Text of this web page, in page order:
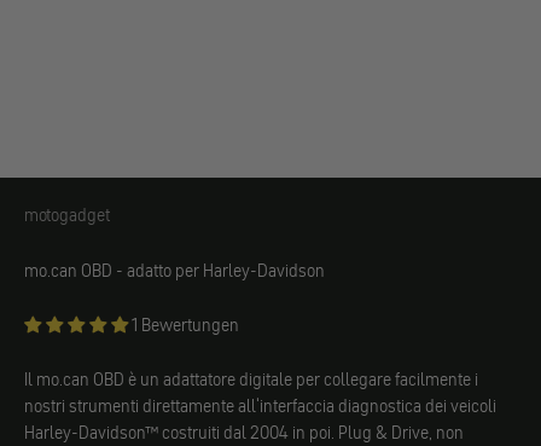
motogadget
motogadget
mo.can OBD - adatto per Harley-Davidson
1 Bewertungen
Il mo.can OBD è un adattatore digitale per collegare facilmente i
nostri strumenti direttamente all'interfaccia diagnostica dei veicoli
Harley-Davidson™ costruiti dal 2004 in poi. Plug & Drive, non